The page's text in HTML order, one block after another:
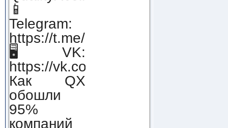
📱
Telegram:
https://t.me/qx_lab_IT
🖥 VK:
https://vk.com/qualityxcellenc
Как QX
обошли
95%
компаний